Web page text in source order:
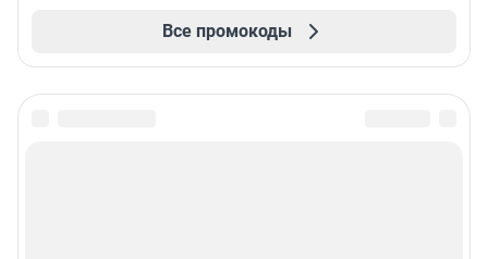
Все промокоды